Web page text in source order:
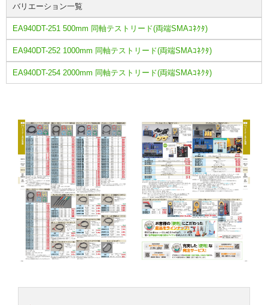
バリエーション一覧
EA940DT-251 500mm 同軸テストリード(両端SMAｺﾈｸﾀ)
EA940DT-252 1000mm 同軸テストリード(両端SMAｺﾈｸﾀ)
EA940DT-254 2000mm 同軸テストリード(両端SMAｺﾈｸﾀ)